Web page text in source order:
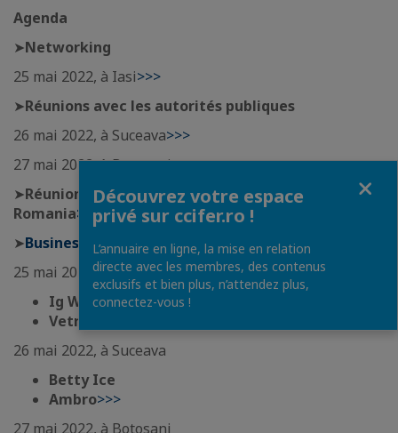
Agenda
➤Networking
25 mai 2022, à Iasi>>>
➤Réunions avec les autorités publiques
26 mai 2022, à Suceava>>>
27 mai 2022, à Botosani>>>
➤Réunion avec les start-ups d'Orange Fab
Romania>>>
➤Business Tour >>>
25 mai 2022, à Iasi
Ig Watteeuw România
Vetro Solutions
26 mai 2022, à Suceava
Betty Ice
Ambro>>>
27 mai 2022, à Botosani
Découvrez votre espace
privé sur ccifer.ro !
L’annuaire en ligne, la mise en relation
directe avec les membres, des contenus
exclusifs et bien plus, n’attendez plus,
connectez-vous !